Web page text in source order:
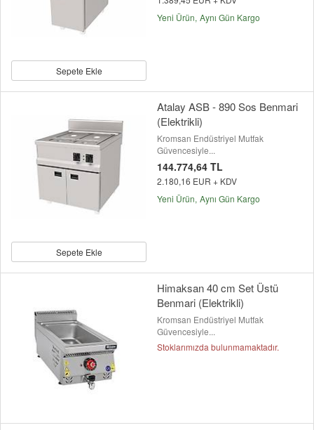
Sepete Ekle
Yeni Ürün Aynı Gün Kargo
Sepete Ekle
Atalay ASB - 890 Sos Benmari
(Elektrikli)
Kromsan Endüstriyel Mutfak
Güvencesiyle...
144.774,64 TL
2.180,16 EUR + KDV
Yeni Ürün Aynı Gün Kargo
Himaksan 40 cm Set Üstü
Benmari (Elektrikli)
Kromsan Endüstriyel Mutfak
Güvencesiyle...
Stoklarımızda bulunmamaktadır.